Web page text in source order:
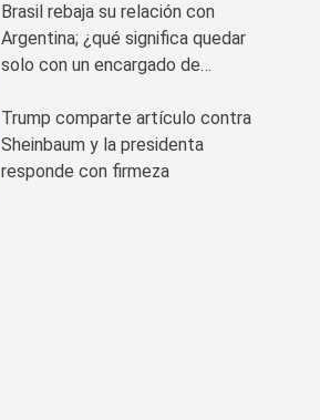
Brasil rebaja su relación con
Argentina; ¿qué significa quedar
solo con un encargado de
Trump comparte artículo contra
Sheinbaum y la presidenta
responde con firmeza